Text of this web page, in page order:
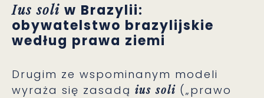
Ius soli w Brazylii:
obywatelstwo brazylijskie
według prawa ziemi
Drugim ze wspominanym modeli
wyraża się zasadą ius soli („prawo